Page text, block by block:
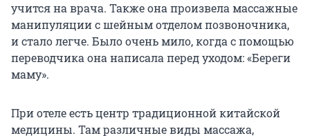
учится на врача. Также она произвела массажные
манипуляции с шейным отделом позвоночника,
и стало легче. Было очень мило, когда с помощью
переводчика она написала перед уходом: «Береги
маму».
При отеле есть центр традиционной китайской
медицины. Там различные виды массажа,